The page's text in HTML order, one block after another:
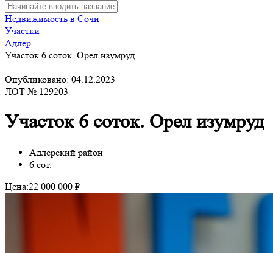
Недвижимость в Сочи
Участки
Адлер
Участок 6 соток. Орел изумруд
Опубликовано: 04.12.2023
ЛОТ № 129203
Участок 6 соток. Орел изумруд
Адлерский район
6 сот.
Цена:22 000 000 ₽